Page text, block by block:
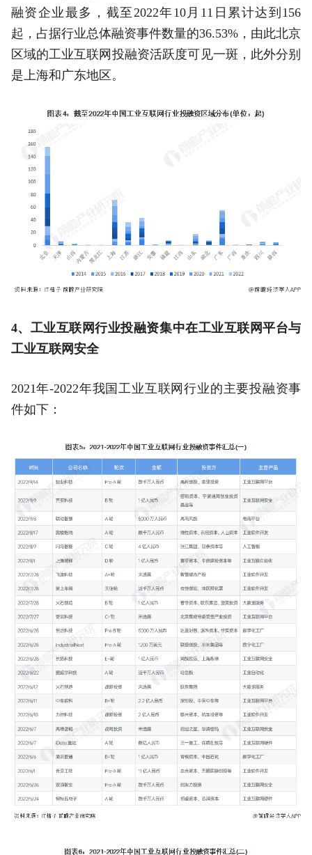
融资企业最多，截至2022年10月11日累计达到156
起，占据行业总体融资事件数量的36.53%，由此北京
区域的工业互联网投融资活跃度可见一斑，此外分别
是上海和广东地区。
4、工业互联网行业投融资集中在工业互联网平台与
工业互联网安全
2021年-2022年我国工业互联网行业的主要投融资事
件如下：